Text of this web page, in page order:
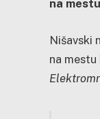
na
Nišavski
na